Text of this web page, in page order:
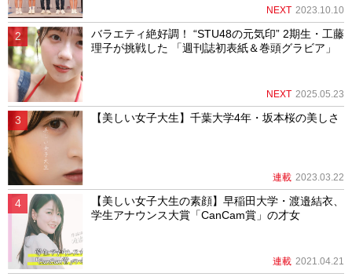
NEXT 2023.10.10
バラエティ絶好調！ “STU48の元気印” 2期生・工藤
理子が挑戦した 「週刊誌初表紙＆巻頭グラビア」
NEXT 2025.05.23
【美しい女子大生】千葉大学4年・坂本桜の美しさ
連載 2023.03.22
【美しい女子大生の素顔】早稲田大学・渡邉結衣、
学生アナウンス大賞「CanCam賞」の才女
連載 2021.04.21